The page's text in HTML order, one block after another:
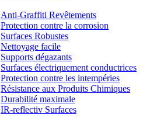
Anti-Graffiti Revêtements
Protection contre la corrosion
Surfaces Robustes
Nettoyage facile
Supports dégazants
Surfaces électriquement conductrices
Protection contre les intempéries
Résistance aux Produits Chimiques
Durabilité maximale
IR-reflectiv Surfaces